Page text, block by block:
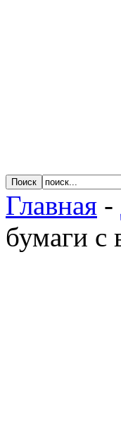
Главная -
бумаги с